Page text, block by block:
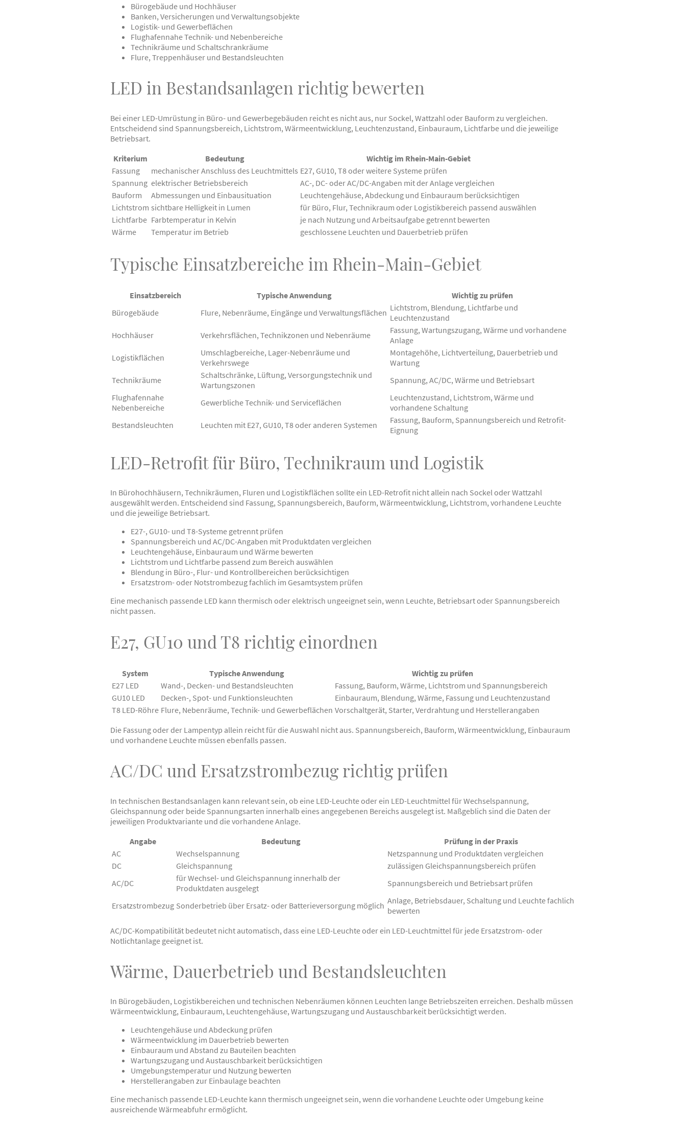
Bürogebäude und Hochhäuser
Banken, Versicherungen und Verwaltungsobjekte
Logistik- und Gewerbeflächen
Flughafennahe Technik- und Nebenbereiche
Technikräume und Schaltschrankräume
Flure, Treppenhäuser und Bestandsleuchten
LED in Bestandsanlagen richtig bewerten
Bei einer LED-Umrüstung in Büro- und Gewerbegebäuden reicht es nicht aus, nur Sockel, Wattzahl oder Bauform zu vergleichen.
Entscheidend sind Spannungsbereich, Lichtstrom, Wärmeentwicklung, Leuchtenzustand, Einbauraum, Lichtfarbe und die jeweilige
Betriebsart.
Kriterium
Bedeutung
Wichtig im Rhein-Main-Gebiet
Fassung
mechanischer Anschluss des Leuchtmittels E27, GU10, T8 oder weitere Systeme prüfen
Spannung elektrischer Betriebsbereich
AC-, DC- oder AC/DC-Angaben mit der Anlage vergleichen
Bauform
Abmessungen und Einbausituation
Leuchtengehäuse, Abdeckung und Einbauraum berücksichtigen
Lichtstrom sichtbare Helligkeit in Lumen
für Büro, Flur, Technikraum oder Logistikbereich passend auswählen
Lichtfarbe Farbtemperatur in Kelvin
je nach Nutzung und Arbeitsaufgabe getrennt bewerten
Wärme
Temperatur im Betrieb geschlossene Leuchten und Dauerbetrieb prüfen
Typische Einsatzbereiche im Rhein-Main-Gebiet
Einsatzbereich Typische Anwendung
Wichtig zu prüfen
Bürogebäude
Flure, Nebenräume, Eingänge und Verwaltungsflächen Lichtstrom, Blendung, Lichtfarbe und
Leuchtenzustand
Hochhäuser
Verkehrsflächen, Technikzonen und Nebenräume
Fassung, Wartungszugang, Wärme und vorhandene
Anlage
Logistikflächen
Umschlagbereiche, Lager-Nebenräume und
Verkehrswege
Montagehöhe, Lichtverteilung, Dauerbetrieb und
Wartung
Technikräume
Schaltschränke, Lüftung, Versorgungstechnik und
Wartungszonen
Spannung, AC/DC, Wärme und Betriebsart
Flughafennahe
Nebenbereiche
Gewerbliche Technik- und Serviceflächen
Leuchtenzustand, Lichtstrom, Wärme und
vorhandene Schaltung
Bestandsleuchten
Leuchten mit E27, GU10, T8 oder anderen Systemen
Fassung, Bauform, Spannungsbereich und Retrofit-
Eignung
LED-Retrofit für Büro, Technikraum und Logistik
In Bürohochhäusern, Technikräumen, Fluren und Logistikflächen sollte ein LED-Retrofit nicht allein nach Sockel oder Wattzahl
ausgewählt werden. Entscheidend sind Fassung, Spannungsbereich, Bauform, Wärmeentwicklung, Lichtstrom, vorhandene Leuchte
und die jeweilige Betriebsart.
E27-, GU10- und T8-Systeme getrennt prüfen
Spannungsbereich und AC/DC-Angaben mit Produktdaten vergleichen
Leuchtengehäuse, Einbauraum und Wärme bewerten
Lichtstrom und Lichtfarbe passend zum Bereich auswählen
Blendung in Büro-, Flur- und Kontrollbereichen berücksichtigen
Ersatzstrom- oder Notstrombezug fachlich im Gesamtsystem prüfen
Eine mechanisch passende LED kann thermisch oder elektrisch ungeeignet sein, wenn Leuchte, Betriebsart oder Spannungsbereich
nicht passen.
E27, GU10 und T8 richtig einordnen
System Typische Anwendung
Wichtig zu prüfen
E27 LED
Wand-, Decken- und Bestandsleuchten
Fassung, Bauform, Wärme, Lichtstrom und Spannungsbereich
GU10 LED
Decken-, Spot- und Funktionsleuchten
Einbauraum, Blendung, Wärme, Fassung und Leuchtenzustand
T8 LED-Röhre Flure, Nebenräume, Technik- und Gewerbeflächen Vorschaltgerät, Starter, Verdrahtung und Herstellerangaben
Die Fassung oder der Lampentyp allein reicht für die Auswahl nicht aus. Spannungsbereich, Bauform, Wärmeentwicklung, Einbauraum
und vorhandene Leuchte müssen ebenfalls passen.
AC/DC und Ersatzstrombezug richtig prüfen
In technischen Bestandsanlagen kann relevant sein, ob eine LED-Leuchte oder ein LED-Leuchtmittel für Wechselspannung,
Gleichspannung oder beide Spannungsarten innerhalb eines angegebenen Bereichs ausgelegt ist. Maßgeblich sind die Daten der
jeweiligen Produktvariante und die vorhandene Anlage.
Angabe
Bedeutung
Prüfung in der Praxis
AC
Wechselspannung
Netzspannung und Produktdaten vergleichen
DC
Gleichspannung
zulässigen Gleichspannungsbereich prüfen
AC/DC
für Wechsel- und Gleichspannung innerhalb der
Produktdaten ausgelegt
Spannungsbereich und Betriebsart prüfen
Ersatzstrombezug Sonderbetrieb über Ersatz- oder Batterieversorgung möglich Anlage, Betriebsdauer, Schaltung und Leuchte fachlich
bewerten
AC/DC-Kompatibilität bedeutet nicht automatisch, dass eine LED-Leuchte oder ein LED-Leuchtmittel für jede Ersatzstrom- oder
Notlichtanlage geeignet ist.
Wärme, Dauerbetrieb und Bestandsleuchten
In Bürogebäuden, Logistikbereichen und technischen Nebenräumen können Leuchten lange Betriebszeiten erreichen. Deshalb müssen
Wärmeentwicklung, Einbauraum, Leuchtengehäuse, Wartungszugang und Austauschbarkeit berücksichtigt werden.
Leuchtengehäuse und Abdeckung prüfen
Wärmeentwicklung im Dauerbetrieb bewerten
Einbauraum und Abstand zu Bauteilen beachten
Wartungszugang und Austauschbarkeit berücksichtigen
Umgebungstemperatur und Nutzung bewerten
Herstellerangaben zur Einbaulage beachten
Eine mechanisch passende LED-Leuchte kann thermisch ungeeignet sein, wenn die vorhandene Leuchte oder Umgebung keine
ausreichende Wärmeabfuhr ermöglicht.